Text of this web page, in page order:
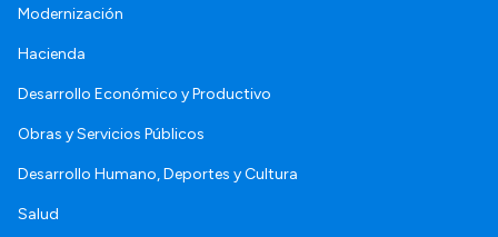
Modernización
Hacienda
Desarrollo Económico y Productivo
Obras y Servicios Públicos
Desarrollo Humano, Deportes y Cultura
Salud